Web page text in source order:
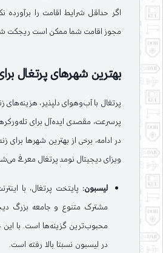
اگر حداقل شرایط اقامت را برآورده
مجوز اقامت شما ممکن است ریجکت
بهترین شهرهای پرتغال
پرتغال با آب‌وهوای دلپذیر، هزینه‌های
پرسرعت، مقصدی ایده‌آل برای
در ادامه، برخی از بهترین شهرها برای
ویزای دیجیتال نومد پرتغال معرفی
لیسبون: پایتخت پرتغال، با
مشترک متنوع و جامعه بزرگ
محبوب‌ترین گزینه‌ها است. با این
در لیسبون نسبتا بالا رفته است.